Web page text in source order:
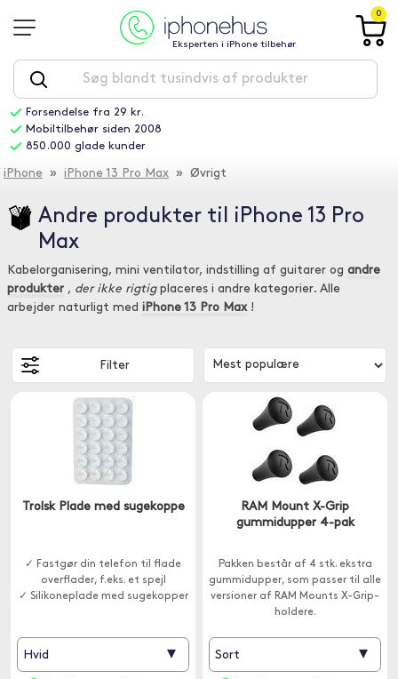
Eksperten i iPhone tilbehør
0
Forsendelse fra 29 kr.
Mobiltilbehør siden 2008
850.000 glade kunder
iPhone » iPhone 13 Pro Max » Øvrigt
Andre produkter til iPhone 13 Pro
Max
Kabelorganisering, mini ventilator, indstilling af guitarer og andre
produkter , der ikke rigtigplaceres i andre kategorier. Alle
arbejder naturligt med iPhone 13 Pro Max!
Filter
Trolsk Plade med sugekoppe
✓ Fastgør din telefon til flade
overflader, f.eks. et spejl
✓ Silikoneplade med sugekopper
Hvid ▾
RAM Mount X-Grip
gummidupper 4-pak
Pakken består af 4 stk. ekstra
gummidupper, som passer til alle
versioner af RAM Mounts X-Grip-
holdere.
Sort ▾